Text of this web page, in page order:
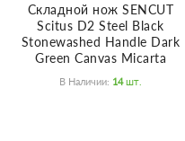
Складной нож SENCUT
Scitus D2 Steel Black
Stonewashed Handle Dark
Green Canvas Micarta
В Наличии: 14 Шт.